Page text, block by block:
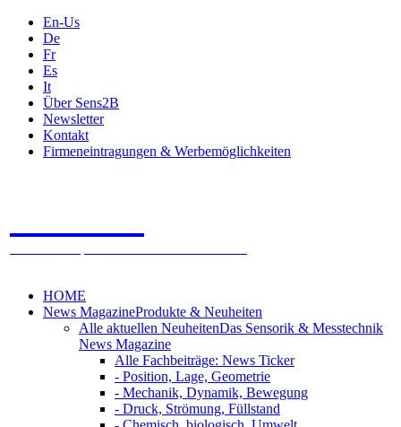
En-Us
De
Fr
Es
It
Über Sens2B
Newsletter
Kontakt
Firmeneintragungen & Werbemöglichkeiten
HOME
News MagazineProdukte & Neuheiten
Alle aktuellen NeuheitenDas Sensorik & Messtechnik
News Magazine
Alle Fachbeiträge: News Ticker
- Position, Lage, Geometrie
- Mechanik, Dynamik, Bewegung
- Druck, Strömung, Füllstand